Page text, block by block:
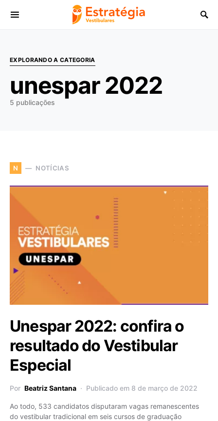
Procurar:
EXPLORANDO A CATEGORIA
unespar 2022
5 publicações
N NOTÍCIAS
Unespar 2022: confira o
resultado do Vestibular
Especial
Por Beatriz Santana Publicado em 8 de março de 2022
Ao todo, 533 candidatos disputaram vagas remanescentes
do vestibular tradicional em seis cursos de graduação